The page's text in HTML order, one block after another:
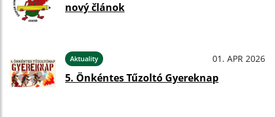
nový článok
Aktuality 01. APR 2026
5. Önkéntes Tűzoltó Gyereknap